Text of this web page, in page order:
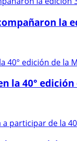
la
la 40°